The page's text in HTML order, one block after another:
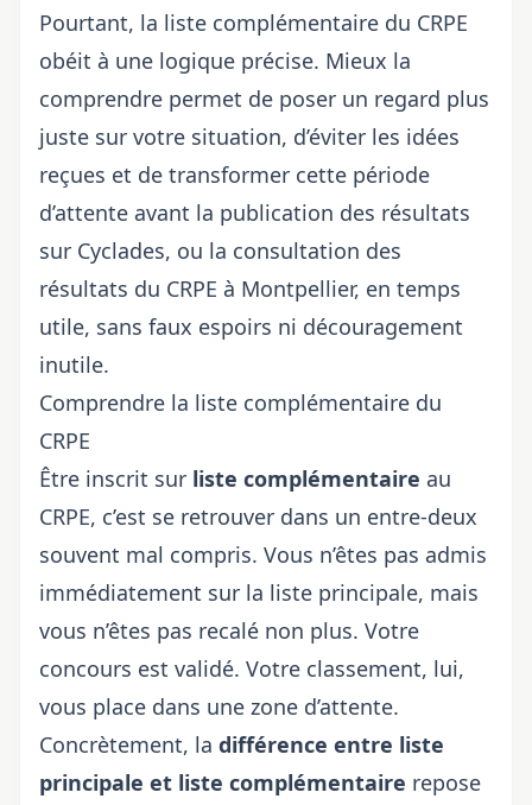
Pourtant, la liste complémentaire du CRPE
obéit à une logique précise. Mieux la
comprendre permet de poser un regard plus
juste sur votre situation, d’éviter les idées
reçues et de transformer cette période
d’attente avant la publication des résultats
sur Cyclades, ou la consultation des
résultats du CRPE à Montpellier, en temps
utile, sans faux espoirs ni découragement
inutile.
Comprendre la liste complémentaire du
CRPE
Être inscrit sur liste complémentaire au
CRPE, c’est se retrouver dans un entre-deux
souvent mal compris. Vous n’êtes pas admis
immédiatement sur la liste principale, mais
vous n’êtes pas recalé non plus. Votre
concours est validé. Votre classement, lui,
vous place dans une zone d’attente.
Concrètement, la différence entre liste
principale et liste complémentaire repose